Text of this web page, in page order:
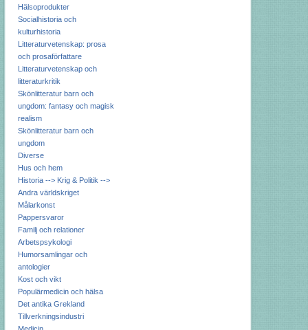
Hälsoprodukter
Socialhistoria och
kulturhistoria
Litteraturvetenskap: prosa
och prosaförfattare
Litteraturvetenskap och
litteraturkritik
Skönlitteratur barn och
ungdom: fantasy och magisk
realism
Skönlitteratur barn och
ungdom
Diverse
Hus och hem
Historia --> Krig & Politik -->
Andra världskriget
Målarkonst
Pappersvaror
Familj och relationer
Arbetspsykologi
Humorsamlingar och
antologier
Kost och vikt
Populärmedicin och hälsa
Det antika Grekland
Tillverkningsindustri